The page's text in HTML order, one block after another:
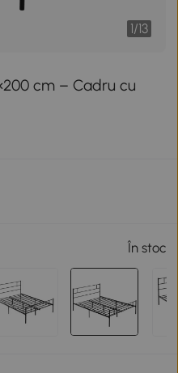
1/13
cm – Cadru cu
În stoc